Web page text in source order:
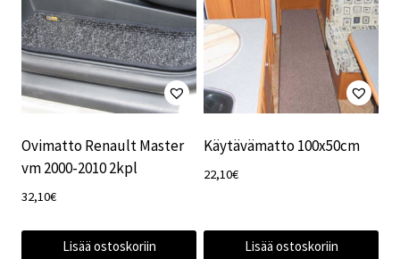
Ovimatto Renault Master
vm 2000-2010 2kpl
32,10€
Lisää ostoskoriin
Käytävämatto 100x50cm
22,10€
Lisää ostoskoriin